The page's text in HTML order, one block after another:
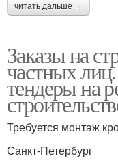
читать дальше →
Заказы на
частных
тендеры на
Требуется монтаж
Санкт-Петербург